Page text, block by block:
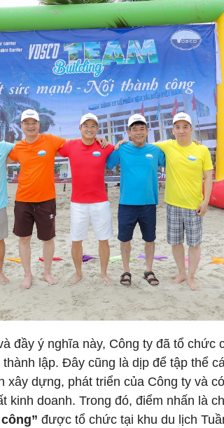
đầy ý nghĩa này, Công ty đã tổ chức
lập. Đây cũng là dịp để tập thể
xây dựng, phát triển của Công ty và
kinh doanh. Trong đó, điểm nhấn là
được tổ chức tại khu du lịch